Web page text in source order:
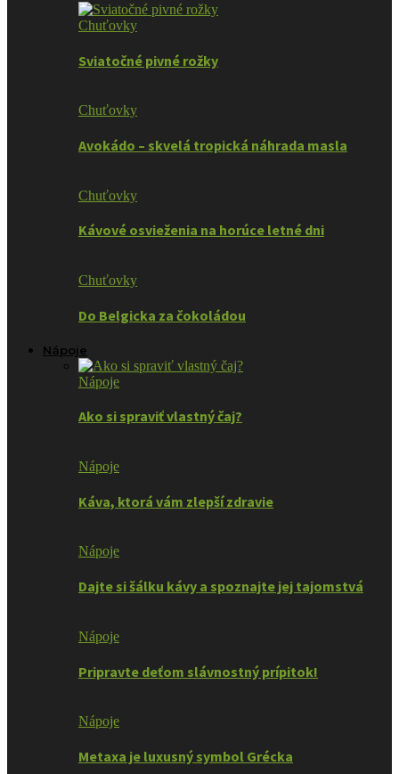
Chuťovky
Sviatočné pivné rožky
Chuťovky
Avokádo – skvelá tropická náhrada masla
Chuťovky
Kávové osvieženia na horúce letné dni
Chuťovky
Do Belgicka za čokoládou
Nápoje
Nápoje
Ako si spraviť vlastný čaj?
Nápoje
Káva, ktorá vám zlepší zdravie
Nápoje
Dajte si šálku kávy a spoznajte jej tajomstvá
Nápoje
Pripravte deťom slávnostný prípitok!
Nápoje
Metaxa je luxusný symbol Grécka